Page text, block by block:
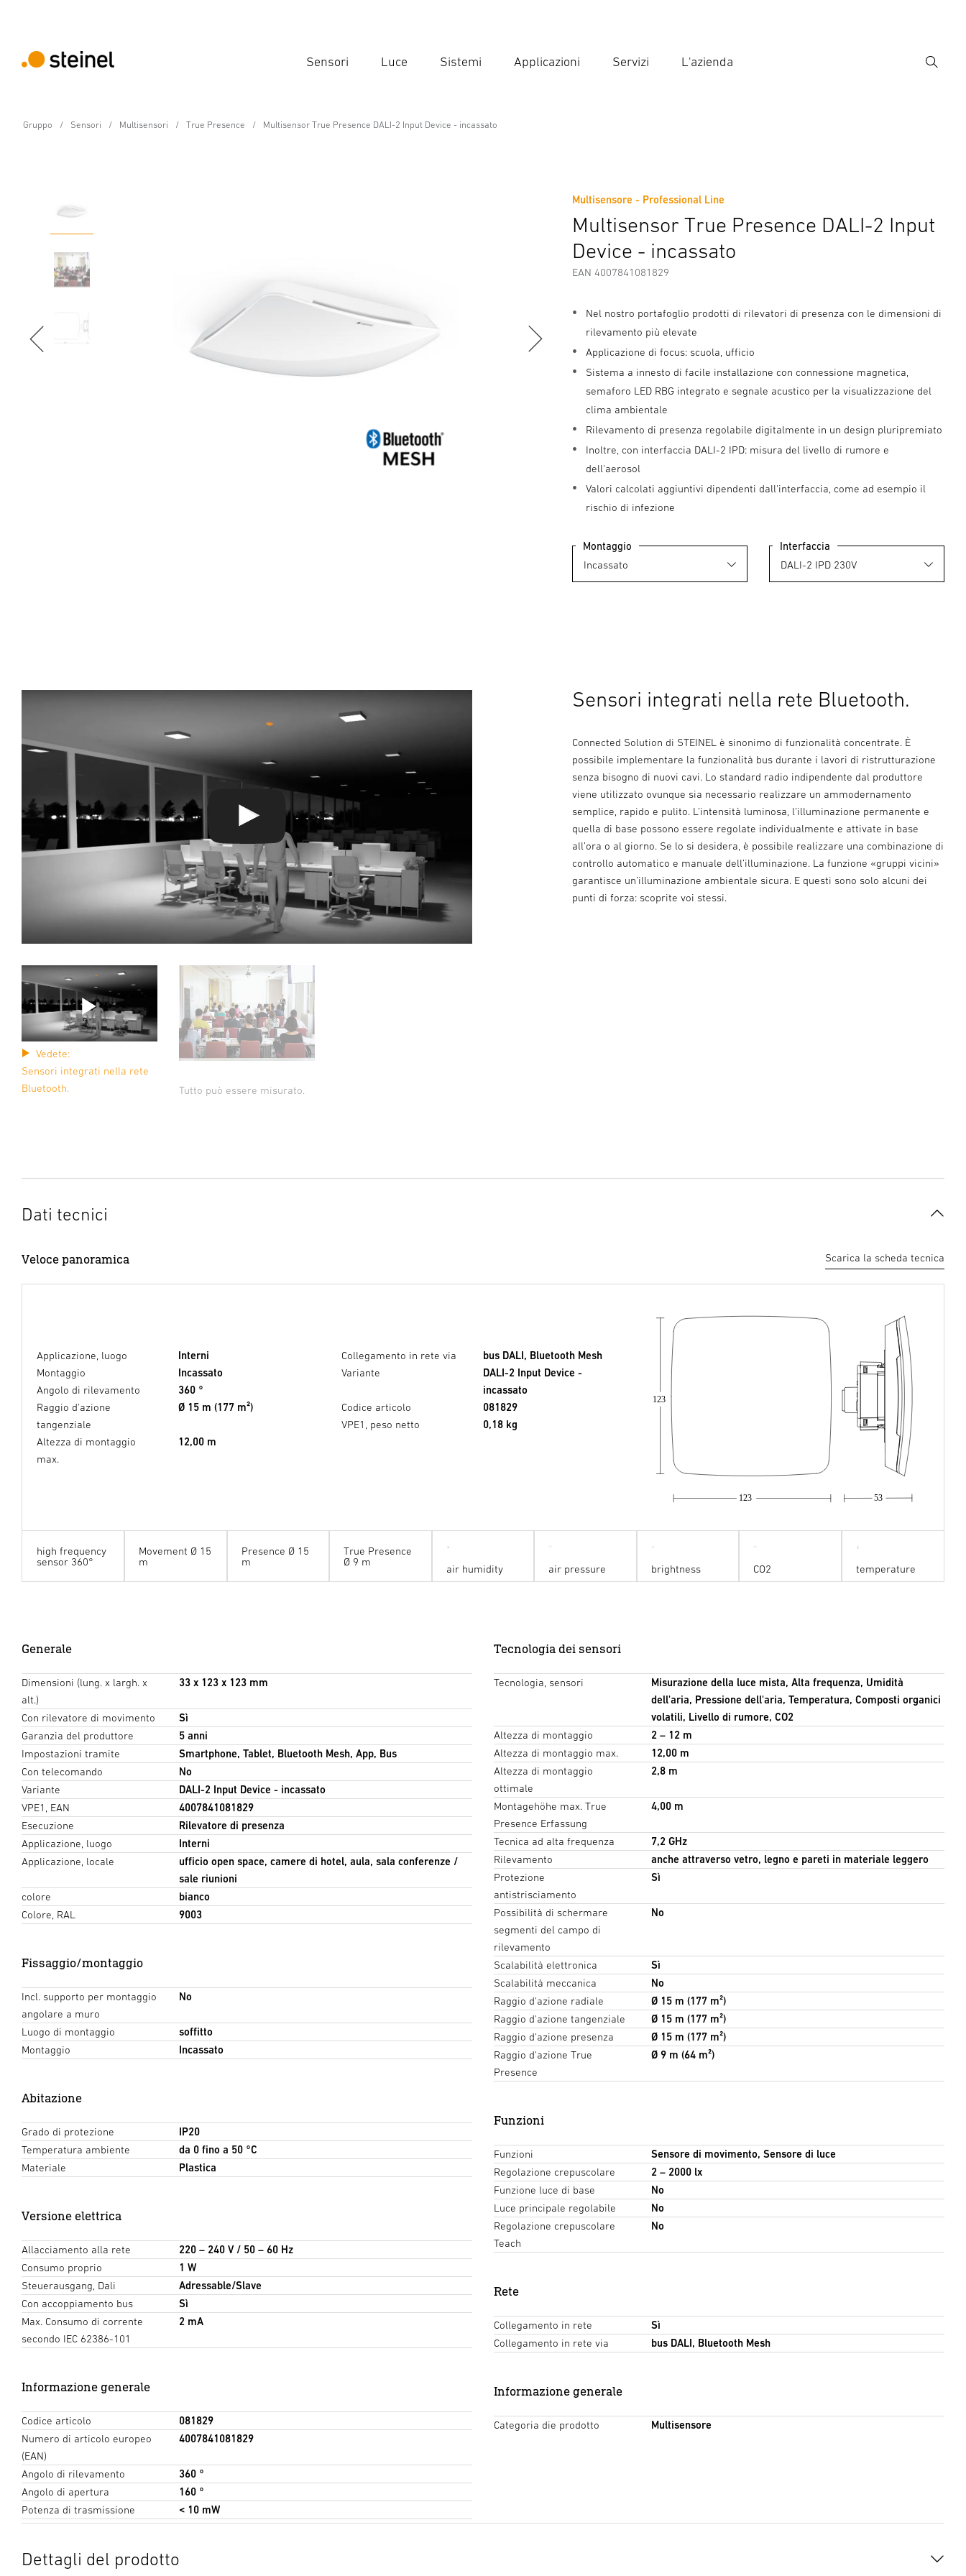
Sensori Luce Sistemi Applicazioni Servizi L'azienda
Ricerca
Gruppo Sensori Multisensori True Presence Multisensor True Presence DALI-2 Input Device - incassato
Multisensore - Professional Line
Multisensor True Presence DALI-2 Input
Device - incassato
EAN 4007841081829
Nel nostro portafoglio prodotti di rilevatori di presenza con le dimensioni di
rilevamento più elevate
Applicazione di focus: scuola, ufficio
Sistema a innesto di facile installazione con connessione magnetica,
semaforo LED RBG integrato e segnale acustico per la visualizzazione del
clima ambientale
Rilevamento di presenza regolabile digitalmente in un design pluripremiato
Inoltre, con interfaccia DALI-2 IPD: misura del livello di rumore e
dell'aerosol
Valori calcolati aggiuntivi dipendenti dall'interfaccia, come ad esempio il
rischio di infezione
Montaggio Interfaccia
Caratteristiche Informazioni sul produttore
Vedete:
Sensori integrati nella rete
Bluetooth.
Tutto può essere misurato.
Sensori integrati nella rete Bluetooth.
Connected Solution di STEINEL è sinonimo di funzionalità concentrate. È
possibile implementare la funzionalità bus durante i lavori di ristrutturazione
senza bisogno di nuovi cavi. Lo standard radio indipendente dal produttore
viene utilizzato ovunque sia necessario realizzare un ammodernamento
semplice, rapido e pulito. L’intensità luminosa, l’illuminazione permanente e
quella di base possono essere regolate individualmente e attivate in base
all’ora o al giorno. Se lo si desidera, è possibile realizzare una combinazione di
controllo automatico e manuale dell’illuminazione. La funzione «gruppi vicini»
garantisce un’illuminazione ambientale sicura. E questi sono solo alcuni dei
punti di forza: scoprite voi stessi.
Dati tecnici
Veloce panoramica Scarica la scheda tecnica
Applicazione, luogo
Interni
Montaggio
Incassato
Angolo di rilevamento
360 °
Raggio d'azione
tangenziale
Ø 15 m (177 m²)
Altezza di montaggio
max.
12,00 m
Collegamento in rete via
bus DALI, Bluetooth Mesh
Variante
DALI-2 Input Device -
incassato
Codice articolo
081829
VPE1, peso netto
0,18 kg
53
123
123
high frequency
sensor 360°
Movement Ø 15
m
Presence Ø 15
m
True Presence
Ø 9 m
air humidity air pressure brightness CO2 temperature
Generale
Dimensioni (lung. x largh. x
alt.)
33 x 123 x 123 mm
Con rilevatore di movimento
Sì
Garanzia del produttore
5 anni
Impostazioni tramite
Smartphone, Tablet, Bluetooth Mesh, App, Bus
Con telecomando
No
Variante
DALI-2 Input Device - incassato
VPE1, EAN
4007841081829
Esecuzione
Rilevatore di presenza
Applicazione, luogo
Interni
Applicazione, locale
ufficio open space, camere di hotel, aula, sala conferenze /
sale riunioni
colore
bianco
Colore, RAL
9003
Fissaggio/montaggio
Incl. supporto per montaggio
angolare a muro
No
Luogo di montaggio
soffitto
Montaggio
Incassato
Abitazione
Grado di protezione
IP20
Temperatura ambiente
da 0 fino a 50 °C
Materiale
Plastica
Versione elettrica
Allacciamento alla rete
220 – 240 V / 50 – 60 Hz
Consumo proprio
1 W
Steuerausgang, Dali
Adressable/Slave
Con accoppiamento bus
Sì
Max. Consumo di corrente
secondo IEC 62386-101
2 mA
Informazione generale
Codice articolo
081829
Numero di articolo europeo
(EAN)
4007841081829
Angolo di rilevamento
360 °
Angolo di apertura
160 °
Potenza di trasmissione
< 10 mW
Tecnologia dei sensori
Tecnologia, sensori
Misurazione della luce mista, Alta frequenza, Umidità
dell'aria, Pressione dell'aria, Temperatura, Composti organici
volatili, Livello di rumore, CO2
Altezza di montaggio
2 – 12 m
Altezza di montaggio max.
12,00 m
Altezza di montaggio
ottimale
2,8 m
Montagehöhe max. True
Presence Erfassung
4,00 m
Tecnica ad alta frequenza
7,2 GHz
Rilevamento
anche attraverso vetro, legno e pareti in materiale leggero
Protezione
antistrisciamento
Sì
Possibilità di schermare
segmenti del campo di
rilevamento
No
Scalabilità elettronica
Sì
Scalabilità meccanica
No
Raggio d'azione radiale
Ø 15 m (177 m²)
Raggio d'azione tangenziale
Ø 15 m (177 m²)
Raggio d'azione presenza
Ø 15 m (177 m²)
Raggio d'azione True
Presence
Ø 9 m (64 m²)
Funzioni
Funzioni
Sensore di movimento, Sensore di luce
Regolazione crepuscolare
2 – 2000 lx
Funzione luce di base
No
Luce principale regolabile
No
Regolazione crepuscolare
Teach
No
Rete
Collegamento in rete
Sì
Collegamento in rete via
bus DALI, Bluetooth Mesh
Informazione generale
Categoria die prodotto Multisensore
Dettagli del prodotto